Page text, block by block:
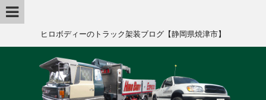
ヒロボディーのトラック架装ブログ【静岡県焼津市】